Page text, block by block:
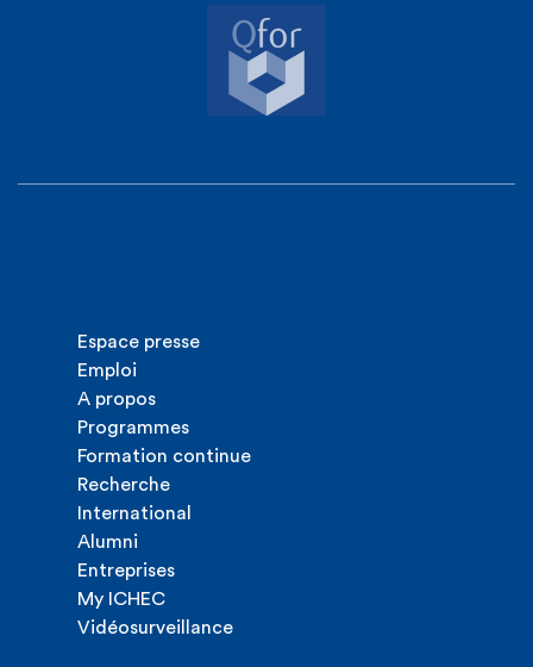
Espace presse
Emploi
A propos
Programmes
Formation continue
Recherche
International
Alumni
Entreprises
My ICHEC
Vidéosurveillance